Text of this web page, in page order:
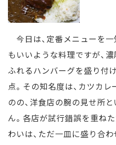
今日は、定番メニューを
もいいような料理ですが、
ふれるハンバーグを盛り付
点。その知名度は、カツカ
のの、洋食店の腕の見せ所
ん。各店が試行錯誤を重ね
わいは、ただ一皿に盛り合